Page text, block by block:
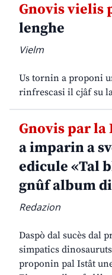
Gnovis vielis
lenghe
Vielm
Us tornin a proponi
rinfrescasi il cjâf su
Gnovis par la
a imparin a
edicule «Tal
gnûf album
Redazion
Daspò dal sucès dal
simpatics
proponin pal Istât